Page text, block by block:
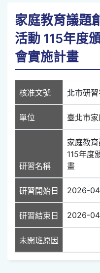
家庭教育議題
活動 115年度
會實施計畫
核准文號 北市研
單位 臺北市
研習名稱
家庭教
115年度
畫
研習開始日 2026-
研習結束日 2026-
未開班原因